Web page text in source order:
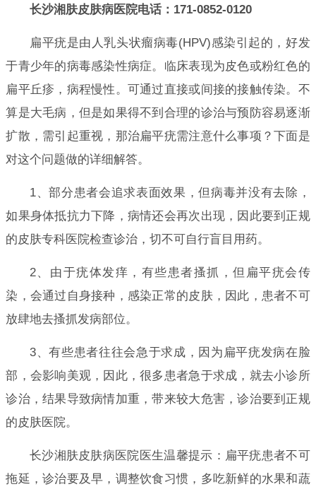
长沙湘肤皮肤病医院电话：171-0852-0120
扁平疣是由人乳头状瘤病毒(HPV)感染引起的，好发
于青少年的病毒感染性病症。临床表现为皮色或粉红色的
扁平丘疹，病程慢性。可通过直接或间接的接触传染。不
算是大毛病，但是如果得不到合理的诊治与预防容易逐渐
扩散，需引起重视，那治扁平疣需注意什么事项？下面是
对这个问题做的详细解答。
1、部分患者会追求表面效果，但病毒并没有去除，
如果身体抵抗力下降，病情还会再次出现，因此要到正规
的皮肤专科医院检查诊治，切不可自行盲目用药。
2、由于疣体发痒，有些患者搔抓，但扁平疣会传
染，会通过自身接种，感染正常的皮肤，因此，患者不可
放肆地去搔抓发病部位。
3、有些患者往往会急于求成，因为扁平疣发病在脸
部，会影响美观，因此，很多患者急于求成，就去小诊所
诊治，结果导致病情加重，带来较大危害，诊治要到正规
的皮肤医院。
长沙湘肤皮肤病医院医生温馨提示：扁平疣患者不可
拖延，诊治要及早，调整饮食习惯，多吃新鲜的水果和蔬